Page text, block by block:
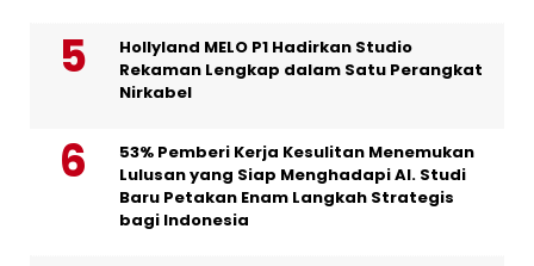
Hollyland MELO P1 Hadirkan Studio
Rekaman Lengkap dalam Satu Perangkat
Nirkabel
53% Pemberi Kerja Kesulitan Menemukan
Lulusan yang Siap Menghadapi AI. Studi
Baru Petakan Enam Langkah Strategis
bagi Indonesia